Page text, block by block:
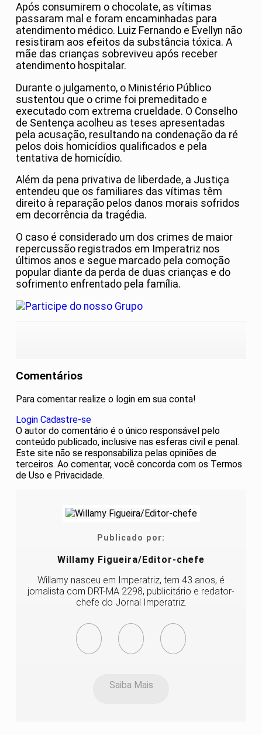
Após consumirem o chocolate, as vítimas
passaram mal e foram encaminhadas para
atendimento médico. Luiz Fernando e Evellyn não
resistiram aos efeitos da substância tóxica. A
mãe das crianças sobreviveu após receber
atendimento hospitalar.
Durante o julgamento, o Ministério Público
sustentou que o crime foi premeditado e
executado com extrema crueldade. O Conselho
de Sentença acolheu as teses apresentadas
pela acusação, resultando na condenação da ré
pelos dois homicídios qualificados e pela
tentativa de homicídio.
Além da pena privativa de liberdade, a Justiça
entendeu que os familiares das vítimas têm
direito à reparação pelos danos morais sofridos
em decorrência da tragédia.
O caso é considerado um dos crimes de maior
repercussão registrados em Imperatriz nos
últimos anos e segue marcado pela comoção
popular diante da perda de duas crianças e do
sofrimento enfrentado pela família.
Comentários
Para comentar realize o login em sua conta!
Login Cadastre-se
O autor do comentário é o único responsável pelo
conteúdo publicado, inclusive nas esferas civil e penal.
Este site não se responsabiliza pelas opiniões de
terceiros. Ao comentar, você concorda com os Termos
de Uso e Privacidade.
Publicado por:
Willamy Figueira/Editor-chefe
Willamy nasceu em Imperatriz, tem 43 anos, é
jornalista com DRT-MA 2298, publicitário e redator-
chefe do Jornal Imperatriz.
Saiba Mais